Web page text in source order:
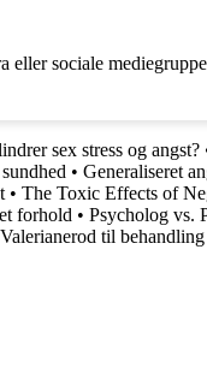
eller sociale
sex stress og angst?
• Generaliseret
• The Toxic Effects of
forhold • Psycholog vs.
Valerianerod til